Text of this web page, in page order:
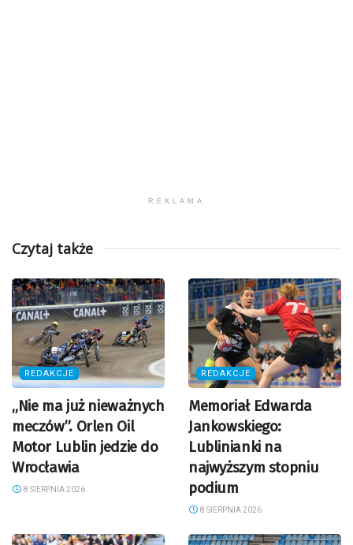
REKLAMA
Czytaj także
REDAKCJE
„Nie ma już nieważnych
meczów”. Orlen Oil
Motor Lublin jedzie do
Wrocławia
8 SIERPNIA 2026
REDAKCJE
Memoriał Edwarda
Jankowskiego:
Lublinianki na
najwyższym stopniu
podium
8 SIERPNIA 2026